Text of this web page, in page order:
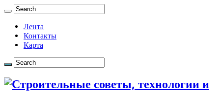
Лента
Контакты
Карта